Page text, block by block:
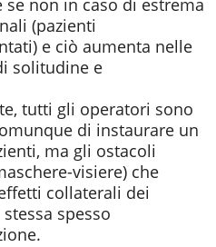
non in caso di estrema
(pazienti
e ciò aumenta nelle
solitudine e
tutti gli operatori sono
di instaurare un
ma gli ostacoli
visiere) che
collaterali dei
spesso